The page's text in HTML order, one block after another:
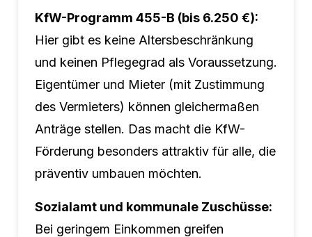
KfW-Programm 455-B (bis 6.250 €):
Hier gibt es keine Altersbeschränkung
und keinen Pflegegrad als Voraussetzung.
Eigentümer und Mieter (mit Zustimmung
des Vermieters) können gleichermaßen
Anträge stellen. Das macht die KfW-
Förderung besonders attraktiv für alle, die
präventiv umbauen möchten.
Sozialamt und kommunale Zuschüsse:
Bei geringem Einkommen greifen